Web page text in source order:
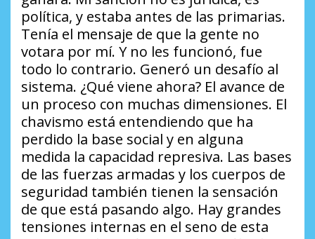
política, y estaba antes de las primarias.
Tenía el mensaje de que la gente no
votara por mí. Y no les funcionó, fue
todo lo contrario. Generó un desafío al
sistema. ¿Qué viene ahora? El avance de
un proceso con muchas dimensiones. El
chavismo está entendiendo que ha
perdido la base social y en alguna
medida la capacidad represiva. Las bases
de las fuerzas armadas y los cuerpos de
seguridad también tienen la sensación
de que está pasando algo. Hay grandes
tensiones internas en el seno de esta